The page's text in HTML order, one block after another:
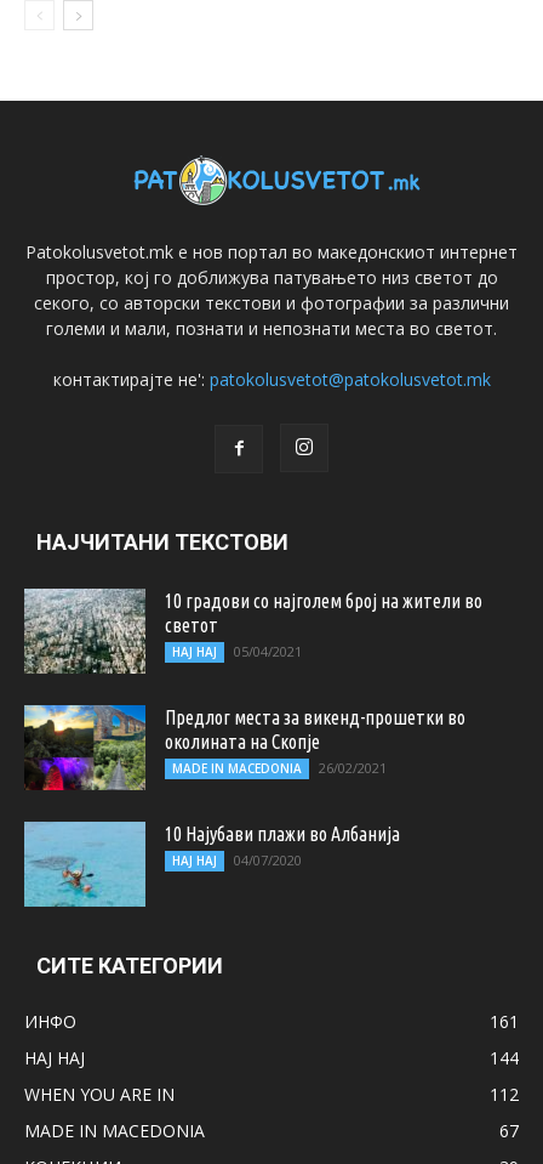
Patokolusvetot.mk е нов портал во македонскиот интернет
простор, кој го доближува патувањето низ светот до
секого, со авторски текстови и фотографии за различни
големи и мали, познати и непознати места во светот.
контактирајте не': patokolusvetot@patokolusvetot.mk
НАЈЧИТАНИ ТЕКСТОВИ
10 градови со најголем број на жители во
светот
НАЈ НАЈ 05/04/2021
Предлог места за викенд-прошетки во
околината на Скопје
MADE IN MACEDONIA 26/02/2021
10 Најубави плажи во Албанија
НАЈ НАЈ 04/07/2020
СИТЕ КАТЕГОРИИ
ИНФО
161
НАЈ НАЈ
144
WHEN YOU ARE IN
112
MADE IN MACEDONIA
67